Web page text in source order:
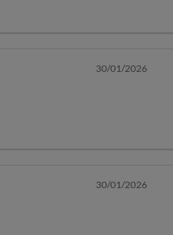
por orden de
responderte lo antes
¡Gracias por tu
30/01/2026
30/01/2026